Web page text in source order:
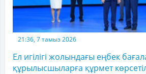
21:36, 7 тамыз 2026
Ел игілігі жолындағы еңбек
құрылысшыларға құрмет